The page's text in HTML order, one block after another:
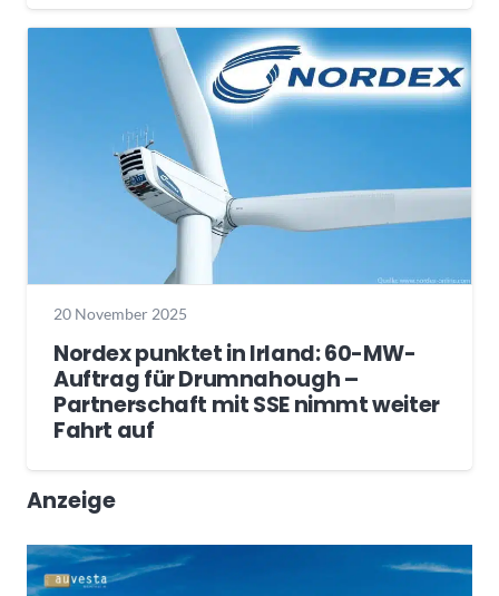
20 November 2025
Nordex punktet in Irland: 60-MW-
Auftrag für Drumnahough –
Partnerschaft mit SSE nimmt weiter
Fahrt auf
Anzeige